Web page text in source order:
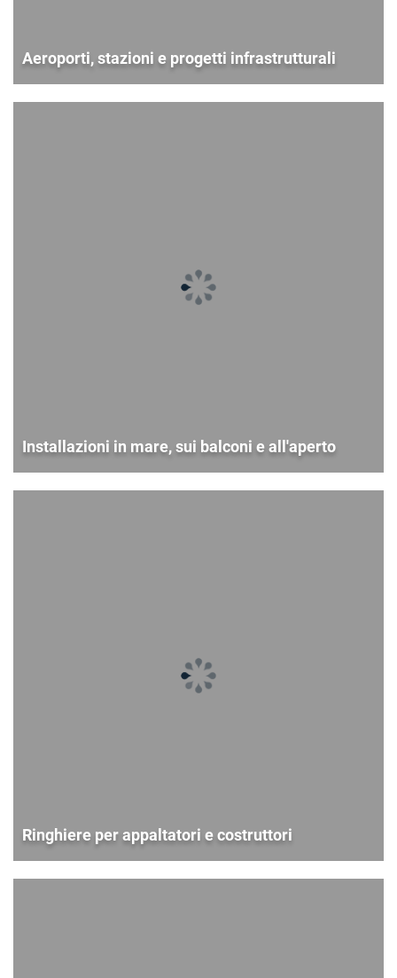
Aeroporti, stazioni e progetti infrastrutturali
Installazioni in mare, sui balconi e all'aperto
Ringhiere per appaltatori e costruttori